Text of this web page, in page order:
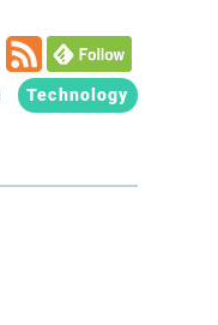
Technology